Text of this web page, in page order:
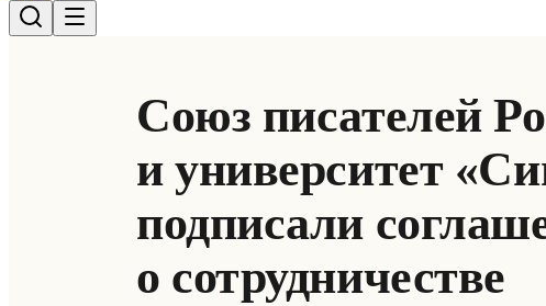
Союз писателей
и университет
подписали
о сотрудничестве